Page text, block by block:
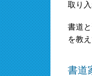
取り
書道
を教
書道